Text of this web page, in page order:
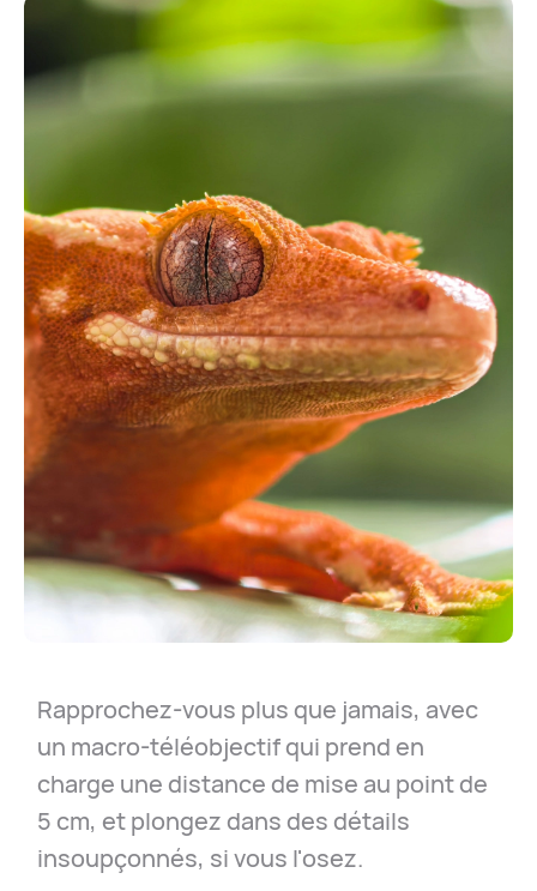
Rapprochez-vous plus que jamais, avec
un macro-téléobjectif qui prend en
charge une distance de mise au point de
5 cm, et plongez dans des détails
insoupçonnés, si vous l'osez.